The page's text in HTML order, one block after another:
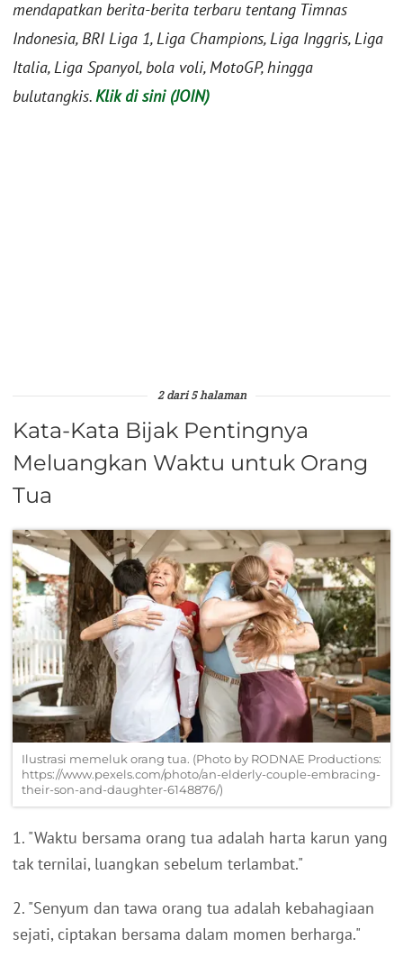
mendapatkan berita-berita terbaru tentang Timnas
Indonesia, BRI Liga 1, Liga Champions, Liga Inggris, Liga
Italia, Liga Spanyol, bola voli, MotoGP, hingga
bulutangkis.Klik di sini (JOIN)
2 dari 5 halaman
Kata-Kata Bijak Pentingnya
Meluangkan Waktu untuk Orang
Tua
Ilustrasi memeluk orang tua. (Photo by RODNAE Productions:
https://www.pexels.com/photo/an-elderly-couple-embracing-
their-son-and-daughter-6148876/)
1. "Waktu bersama orang tua adalah harta karun yang
tak ternilai, luangkan sebelum terlambat."
2. "Senyum dan tawa orang tua adalah kebahagiaan
sejati, ciptakan bersama dalam momen berharga."